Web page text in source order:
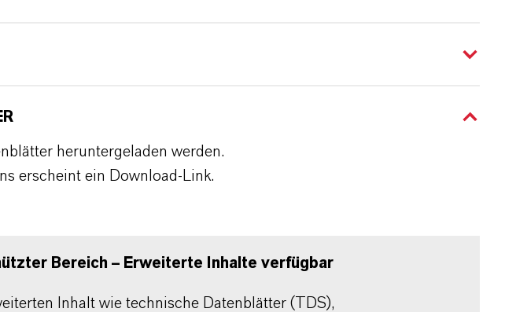
heruntergeladen werden.
erscheint ein Download-Link.
Bereich – Erweiterte Inhalte verfügbar
Inhalt wie technische Datenblätter (TDS),